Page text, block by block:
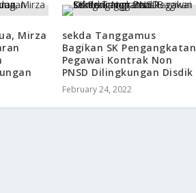
Mirza
sekda Tanggamus
Bagikan SK Pengangkatan
Pegawai Kontrak Non
PNSD Dilingkungan Disdik
February 24, 2022